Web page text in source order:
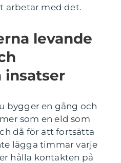
arbetar med det.
levande
insatser
bygger en gång och
som en eld som
då för att fortsätta
lägga timmar varje
hålla kontakten på